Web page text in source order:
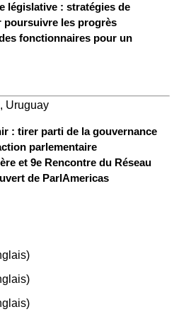
législative : stratégies de
les progrès
fonctionnaires pour un
Uruguay
: tirer parti de la gouvernance
parlementaire
et 9e Rencontre du Réseau
de ParlAmericas